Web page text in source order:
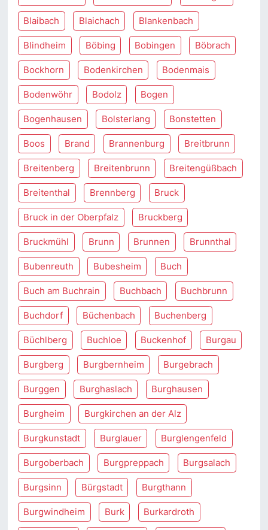
Blaibach Blaichach Blankenbach
Blindheim Böbing Bobingen Böbrach
Bockhorn Bodenkirchen Bodenmais
Bodenwöhr Bodolz Bogen
Bogenhausen Bolsterlang Bonstetten
Boos Brand Brannenburg Breitbrunn
Breitenberg Breitenbrunn Breitengüßbach
Breitenthal Brennberg Bruck
Bruck in der Oberpfalz Bruckberg
Bruckmühl Brunn Brunnen Brunnthal
Bubenreuth Bubesheim Buch
Buch am Buchrain Buchbach Buchbrunn
Buchdorf Büchenbach Buchenberg
Büchlberg Buchloe Buckenhof Burgau
Burgberg Burgbernheim Burgebrach
Burggen Burghaslach Burghausen
Burgheim Burgkirchen an der Alz
Burgkunstadt Burglauer Burglengenfeld
Burgoberbach Burgpreppach Burgsalach
Burgsinn Bürgstadt Burgthann
Burgwindheim Burk Burkardroth